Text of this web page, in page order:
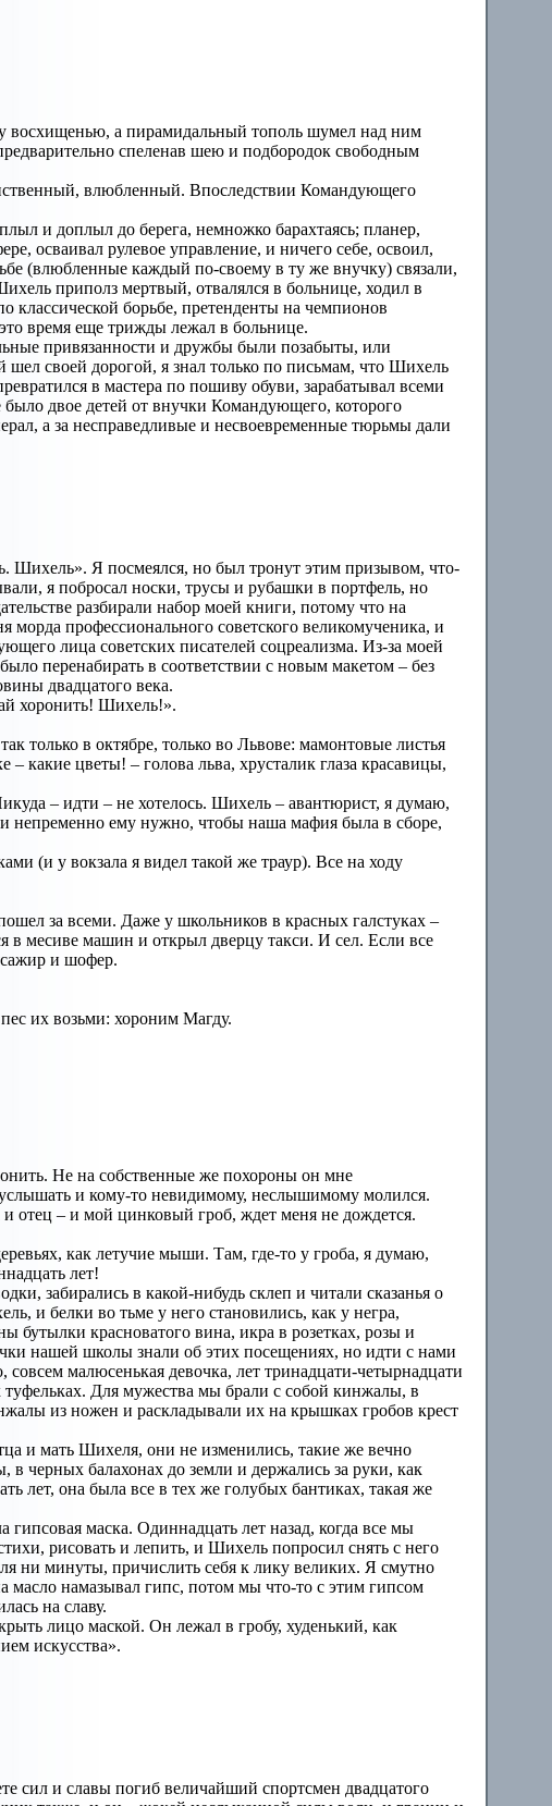
восхищенью, а пирамидальный тополь шумел над ним
спеленав шею и подбородок свободным
влюбленный. Впоследствии Командующего
и доплыл до берега, немножко барахтаясь; планер,
осваивал рулевое управление, и ничего себе, освоил,
(влюбленные каждый по-своему в ту же внучку) связали,
приполз мертвый, отвалялся в больнице, ходил в
классической борьбе, претенденты на чемпионов
время еще трижды лежал в больнице.
привязанности и дружбы были позабыты, или
шел своей дорогой, я знал только по письмам, что Шихель
в мастера по пошиву обуви, зарабатывал всеми
двое детей от внучки Командующего, которого
а за несправедливые и несвоевременные тюрьмы дали
Шихель». Я посмеялся, но был тронут этим призывом, что-
я побросал носки, трусы и рубашки в портфель, но
разбирали набор моей книги, потому что на
профессионального советского великомученика, и
лица советских писателей соцреализма. Из-за моей
перенабирать в соответствии с новым макетом – без
двадцатого века.
хоронить! Шихель!».
только в октябре, только во Львове: мамонтовые листья
какие цветы! – голова льва, хрусталик глаза красавицы,
– идти – не хотелось. Шихель – авантюрист, я думаю,
непременно ему нужно, чтобы наша мафия была в сборе,
(и у вокзала я видел такой же траур). Все на ходу
за всеми. Даже у школьников в красных галстуках –
в месиве машин и открыл дверцу такси. И сел. Если все
и шофер.
их возьми: хороним Магду.
Не на собственные же похороны он мне
услышать и кому-то невидимому, неслышимому молился.
отец – и мой цинковый гроб, ждет меня не дождется.
как летучие мыши. Там, где-то у гроба, я думаю,
лет!
забирались в какой-нибудь склеп и читали сказанья о
и белки во тьме у него становились, как у негра,
бутылки красноватого вина, икра в розетках, розы и
нашей школы знали об этих посещениях, но идти с нами
малюсенькая девочка, лет тринадцати-четырнадцати
Для мужества мы брали с собой кинжалы, в
из ножен и раскладывали их на крышках гробов крест
и мать Шихеля, они не изменились, такие же вечно
черных балахонах до земли и держались за руки, как
лет, она была все в тех же голубых бантиках, такая же
маска. Одиннадцать лет назад, когда все мы
рисовать и лепить, и Шихель попросил снять с него
ни минуты, причислить себя к лику великих. Я смутно
намазывал гипс, потом мы что-то с этим гипсом
на славу.
лицо маской. Он лежал в гробу, худенький, как
искусства».
сил и славы погиб величайший спортсмен двадцатого